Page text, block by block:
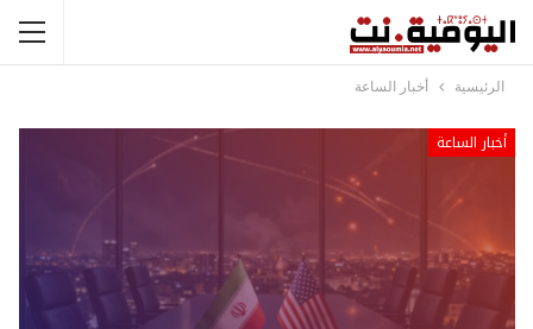
الرئيسية أخبار الساعة
أخبار الساعة